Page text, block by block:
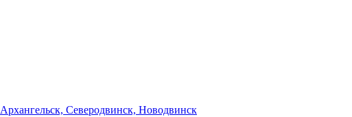
Архангельск, Северодвинск, Новодвинск